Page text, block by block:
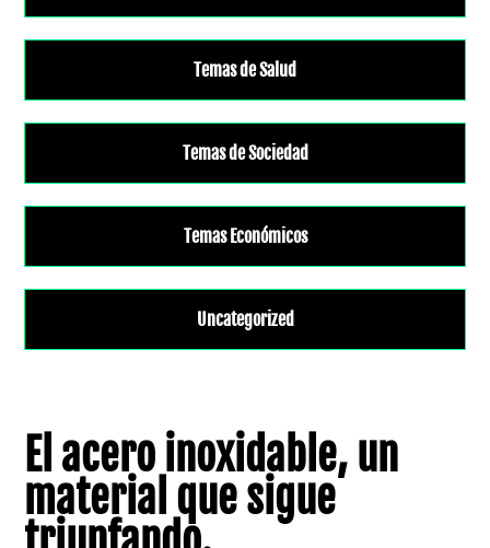
Temas de Salud
Temas de Sociedad
Temas Económicos
Uncategorized
El acero inoxidable, un
material que sigue